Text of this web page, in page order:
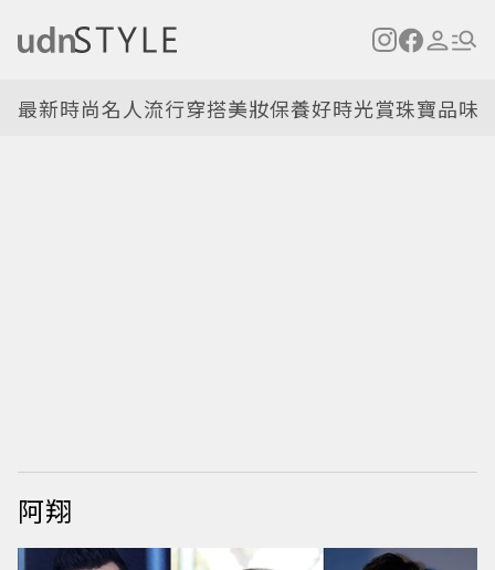
最新時尚名人流行穿搭美妝保養好時光賞珠寶品味
阿翔